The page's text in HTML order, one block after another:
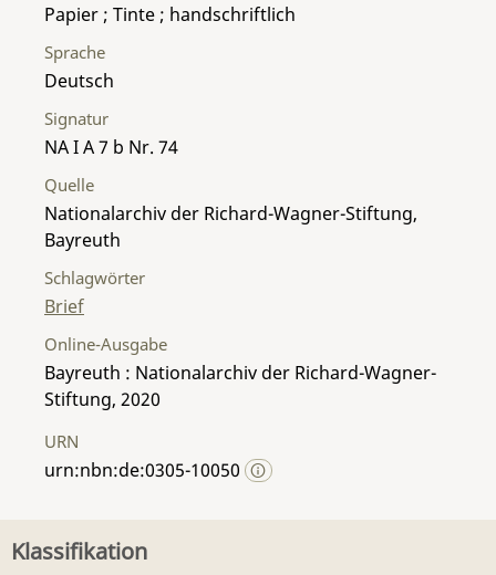
Papier ; Tinte ; handschriftlich
Sprache
Deutsch
Signatur
NA I A 7 b Nr. 74
Quelle
Nationalarchiv der Richard-Wagner-Stiftung,
Bayreuth
Schlagwörter
Brief
Online-Ausgabe
Bayreuth : Nationalarchiv der Richard-Wagner-
Stiftung, 2020
URN
urn:nbn:de:0305-10050
Klassifikation